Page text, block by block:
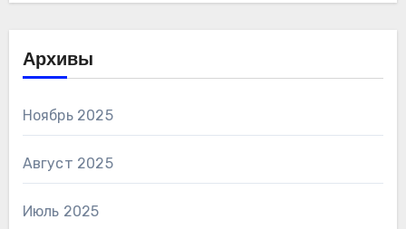
Архивы
Ноябрь 2025
Август 2025
Июль 2025